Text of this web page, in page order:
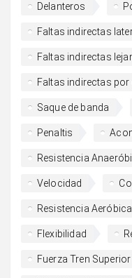
Delanteros
Faltas indirectas
Faltas indirectas
Faltas indirectas por
Saque de banda
Penaltis
Resistencia
Velocidad
Resistencia Aeróbica
Flexibilidad
Fuerza Tren Superior